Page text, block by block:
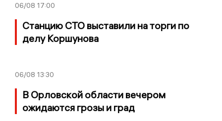
06/08 17:00
Станцию СТО выставили на торги по
делу Коршунова
06/08 13:30
В Орловской области вечером
ожидаются грозы и град